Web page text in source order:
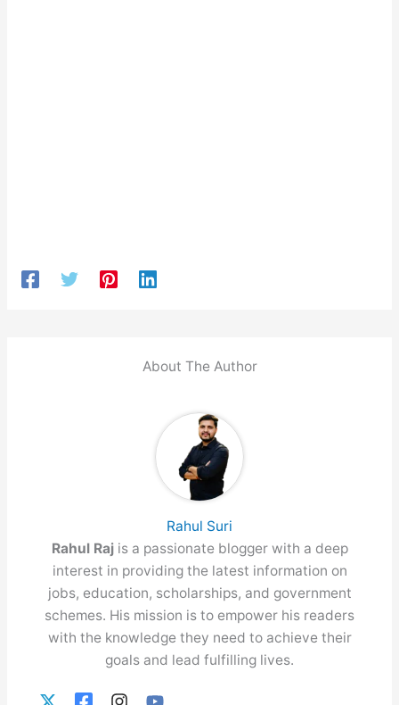
About The Author
Rahul Suri
Rahul Raj is a passionate blogger with a deep
interest in providing the latest information on
jobs, education, scholarships, and government
schemes. His mission is to empower his readers
with the knowledge they need to achieve their
goals and lead fulfilling lives.